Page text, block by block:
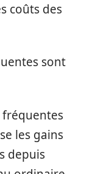
coûts des
sont
les gains
depuis